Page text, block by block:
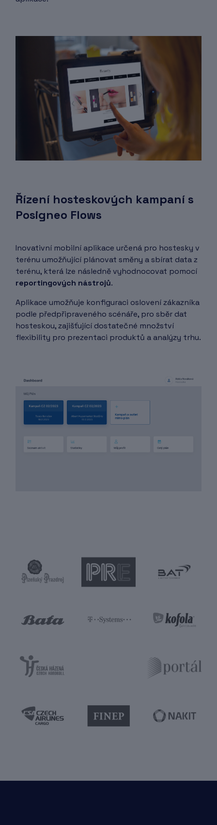
Řízení hosteskových kampaní s
Posigneo Flows
Inovativní mobilní aplikace určená pro hostesky v
terénu umožňující plánovat směny a sbírat data z
terénu, která lze následně vyhodnocovat pomocí
reportingových nástrojů.
Aplikace umožňuje konfiguraci oslovení zákazníka
podle předpřipraveného scénáře, pro sběr dat
hosteskou, zajišťující dostatečné množství
flexibility pro prezentaci produktů a analýzy trhu.